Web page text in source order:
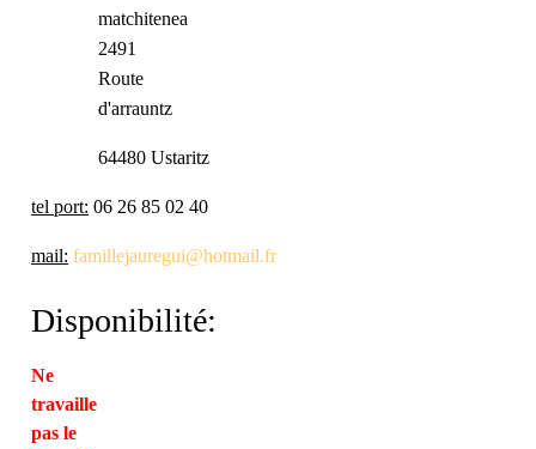
matchitenea
2491
Route
d'arrauntz
64480 Ustaritz
tel port: 06 26 85 02 40
mail: famillejauregui@hotmail.fr
Disponibilité:
Ne
travaille
pas le